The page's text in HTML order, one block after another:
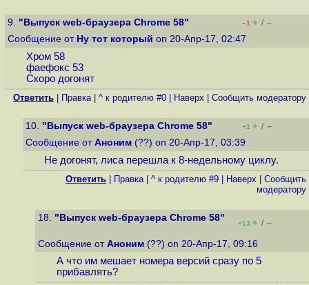
9. "Выпуск web-браузера Chrome 58" –1 + / –
Сообщение от Ну тот который on 20-Апр-17, 02:47
Хром 58
фаефокс 53
Скоро догонят
Ответить Правка| ^ к родителю #0 Наверх Cообщить модератору
10. "Выпуск web-браузера Chrome 58" +1 + / –
Сообщение от Аноним (??) on 20-Апр-17, 03:39
Не догонят, лиса перешла к 8-недельному циклу.
Ответить Правка| ^ к родителю #9 Наверх
Cообщить
модератору
18. "Выпуск web-браузера Chrome 58"
+13 + / –
Сообщение от Аноним (??) on 20-Апр-17, 09:16
А что им мешает номера версий сразу по 5
прибавлять?